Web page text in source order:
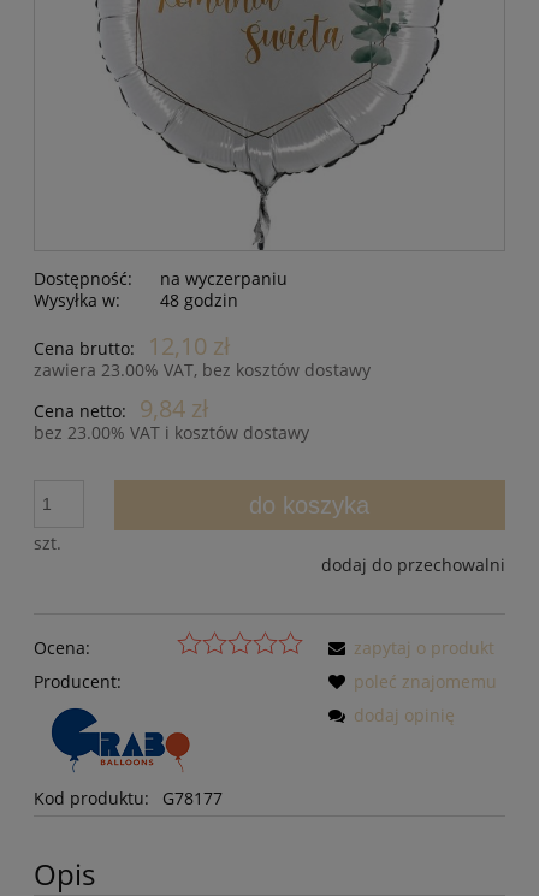
Dostępność:
na wyczerpaniu
Wysyłka w:
48 godzin
Cena brutto: 12,10 zł
zawiera 23.00% VAT, bez kosztów dostawy
Cena netto:
9,84 zł
bez 23.00% VAT i kosztów dostawy
szt.
do koszyka
dodaj do przechowalni
Ocena:
Producent:
Kod produktu: G78177
zapytaj o produkt
poleć znajomemu
dodaj opinię
Opis